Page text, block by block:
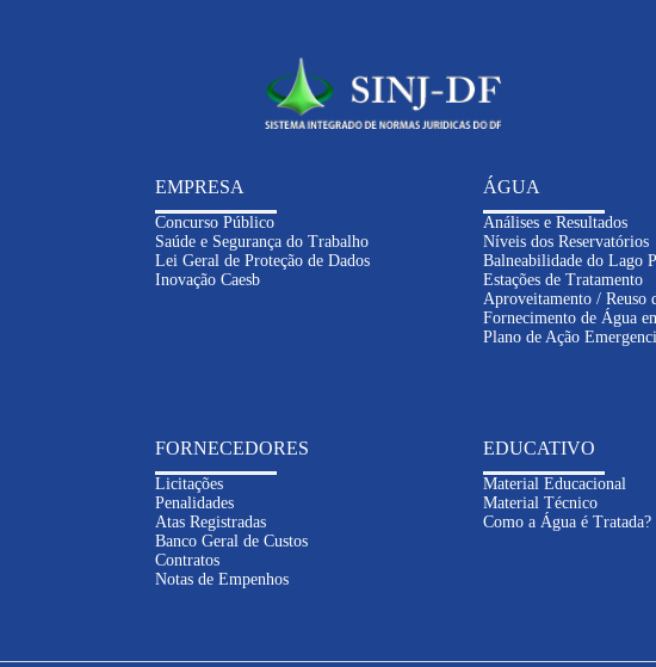
EMPRESA
Concurso Público
Saúde e Segurança do Trabalho
Lei Geral de Proteção de Dados
Inovação Caesb
ÁGUA
Análises e Resultados
Níveis dos Reservatórios
Balneabilidade do Lago
Estações de Tratamento
Aproveitamento / Reuso
Fornecimento de Água
Plano de Ação
FORNECEDORES
Licitações
Penalidades
Atas Registradas
Banco Geral de Custos
Contratos
Notas de Empenhos
EDUCATIVO
Material Educacional
Material Técnico
Como a Água é Tratada?